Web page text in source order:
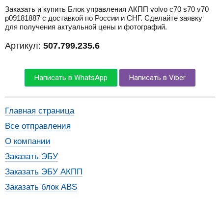
Заказать и купить Блок управления АКПП volvo c70 s70 v70
p09181887 с доставкой по России и СНГ. Сделайте заявку
для получения актуальной цены и фотографий.
Артикул: 507.799.235.6
Написать в WhatsApp Написать в Viber
Главная страница
Все отправления
О компании
Заказать ЭБУ
Заказать ЭБУ АКПП
Заказать блок ABS